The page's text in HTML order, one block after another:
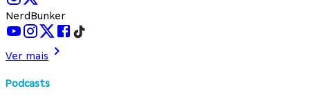
NerdBunker
Ver mais
Podcasts